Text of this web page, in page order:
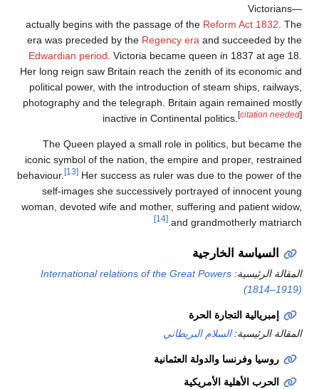
Victorians—
actually begins with the passage of the Reform Act 1832. The
era was preceded by the Regency era and succeeded by the
Edwardian period. Victoria became queen in 1837 at age 18.
Her long reign saw Britain reach the zenith of its economic and
political power, with the introduction of steam ships, railways,
photography and the telegraph. Britain again remained mostly
inactive in Continental politics. [citation needed]
The Queen played a small role in politics, but became the
iconic symbol of the nation, the empire and proper, restrained
behaviour.
[13] Her success as ruler was due to the power of the
self-images she successively portrayed of innocent young
woman, devoted wife and mother, suffering and patient widow,
and grandmotherly matriarch.
[14]
السياسة الخارجية
المقالة الرئيسية: International relations of the Great Powers
(1814–1919)
إمبريالية التجارة الحرة
المقالة الرئيسية:السلام البريطاني
روسيا وفرنسا والدولة العثمانية
الحرب الأهلية الأمريكية